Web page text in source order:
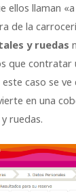
ellos llaman
de la
y ruedas
que contratar
caso se
en una
ruedas.